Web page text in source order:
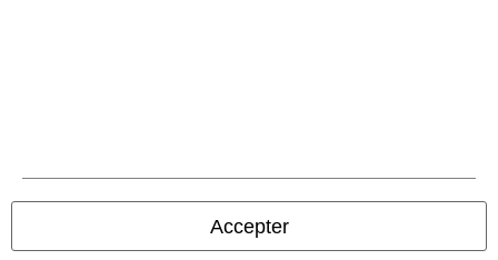
Accepter
© 1986-2026 Large Popmerchandising BV